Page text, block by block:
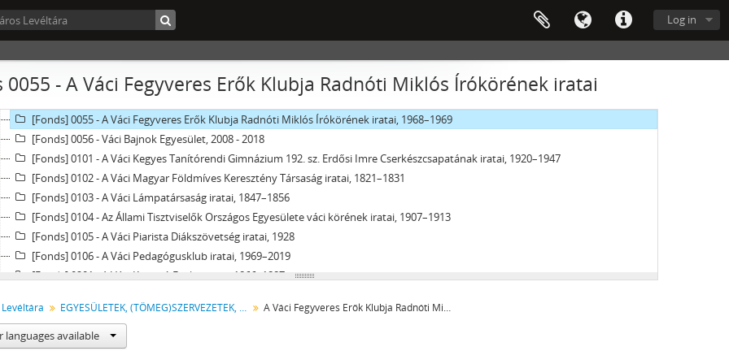
Log in
0055 - A Váci Fegyveres Erők Klubja Radnóti Miklós Írókörének iratai
[Fonds] 0001 - A Tulipán Szövetség Váci és Vácvidéki Magyar Védőegyesület iratai, 1907–1914
[Fonds] 0051 - A Váci Lövészegylet iratai, 1897–1924
[Fonds] 0052 - A Váci Kegyes Tanítórendi Gimnázium Sportkörének (evezős szakosztály) iratai, 1936–1944
[Fonds] 0053 - A Váci Bástya Sportkör iratai, 1955
[Fonds] 0054 - Váci labdarúgó-szervezetek iratainak levéltári gyűjteménye, 1989–2002
[Fonds] 0055 - A Váci Fegyveres Erők Klubja Radnóti Miklós Írókörének iratai, 1968–1969
[Fonds] 0056 - Váci Bajnok Egyesület, 2008 - 2018
[Fonds] 0101 - A Váci Kegyes Tanítórendi Gimnázium 192. sz. Erdősi Imre Cserkészcsapatának iratai, 1920–1947
[Fonds] 0102 - A Váci Magyar Földmíves Keresztény Társaság iratai, 1821–1831
[Fonds] 0103 - A Váci Lámpatársaság iratai, 1847–1856
[Fonds] 0104 - Az Állami Tisztviselők Országos Egyesülete váci körének iratai, 1907–1913
[Fonds] 0105 - A Váci Piarista Diákszövetség iratai, 1928
[Fonds] 0106 - A Váci Pedagógusklub iratai, 1969–2019
[Fonds] 0201 - A Váci Kaszinó Egylet iratai, 1866–1887
[Fonds] 0203 - A Siketnémákat Gyámolító Váci Egyesület iratai, 1908–1949
[Fonds] 0204 - A Váci Városvédők és Városszépítők Egyesületének iratai, 1987–2009
[Fonds] 0205 - A Mozgáskorlátozottak Közép-Magyarországi Regionális Egyesületének ir., 1979–1985
EGYESÜLETEK, (TÖMEG)SZERVEZETEK, PÁRTOK A Váci Fegyveres Erők Klubja Radnóti Miklós Írókörének iratai
languages available